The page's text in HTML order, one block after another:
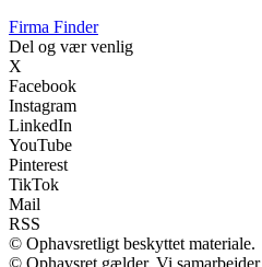
Firma Finder
Del og vær venlig
X
Facebook
Instagram
LinkedIn
YouTube
Pinterest
TikTok
Mail
RSS
© Ophavsretligt beskyttet materiale.
© Ophavsret gælder. Vi